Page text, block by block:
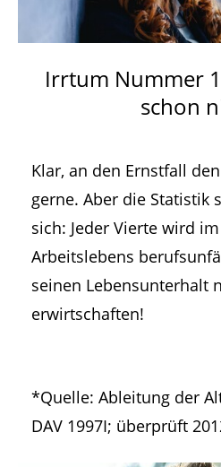
Irrtum Nummer
schon
Klar, an den Ernstfall
gerne. Aber die Statistik
sich: Jeder Vierte wird
Arbeitslebens
seinen Lebensunterhalt
erwirtschaften!
*Quelle: Ableitung der
DAV 1997I; überprüft